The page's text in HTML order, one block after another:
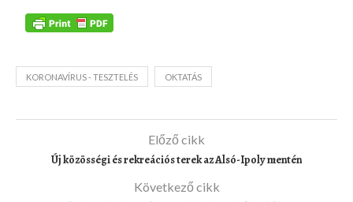
KORONAVÍRUS - TESZTELÉS OKTATÁS
Előző cikk
Új közösségi és rekreációs terek az Alsó-Ipoly mentén
Következő cikk